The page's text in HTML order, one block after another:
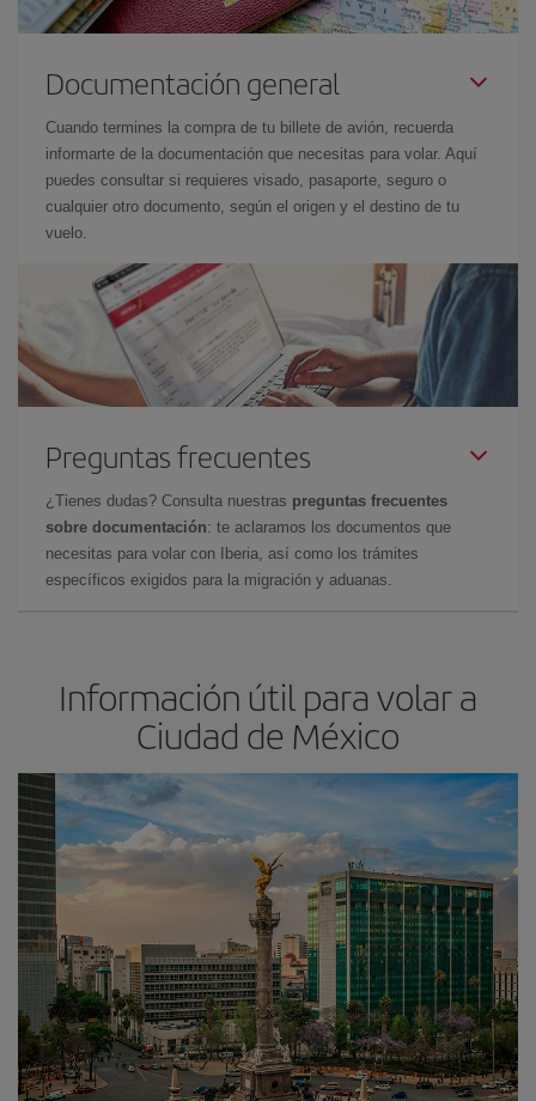
Documentación general
Cuando termines la compra de tu billete de avión, recuerda
informarte de la documentación que necesitas para volar. Aquí
puedes consultar si requieres visado, pasaporte, seguro o
cualquier otro documento, según el origen y el destino de tu
vuelo.
Preguntas frecuentes
¿Tienes dudas? Consulta nuestras preguntas frecuentes
sobre documentación: te aclaramos los documentos que
necesitas para volar con Iberia, así como los trámites
específicos exigidos para la migración y aduanas.
Información útil para volar a
Ciudad de México